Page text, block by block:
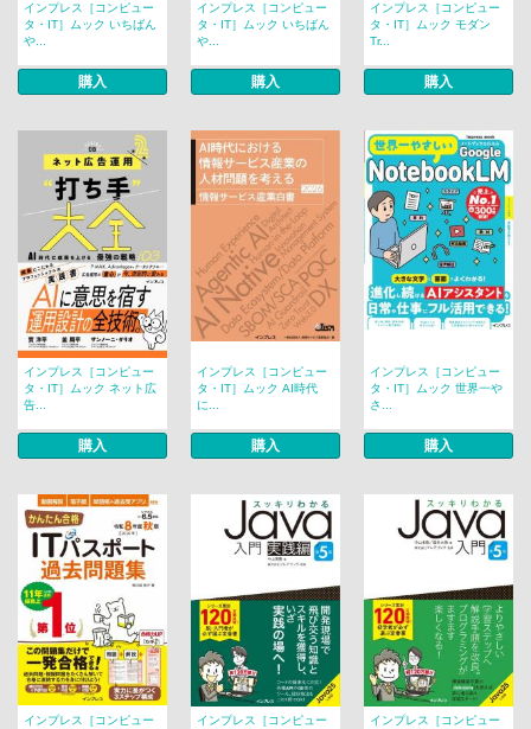
インプレス［コンピュー
タ・IT］ムック いちばん
や...
購入
インプレス［コンピュー
タ・IT］ムック いちばん
や...
購入
インプレス［コンピュー
タ・IT］ムック モダン
Tr...
購入
インプレス［コンピュー
タ・IT］ムック ネット広
告...
購入
インプレス［コンピュー
タ・IT］ムック AI時代
に...
購入
インプレス［コンピュー
タ・IT］ムック 世界一や
さ...
購入
インプレス［コンピュー
インプレス［コンピュー
インプレス［コンピュー